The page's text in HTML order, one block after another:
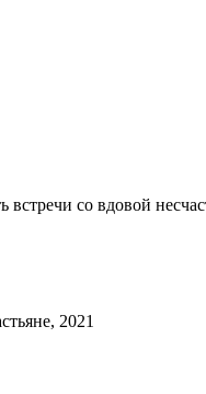
со вдовой
2021